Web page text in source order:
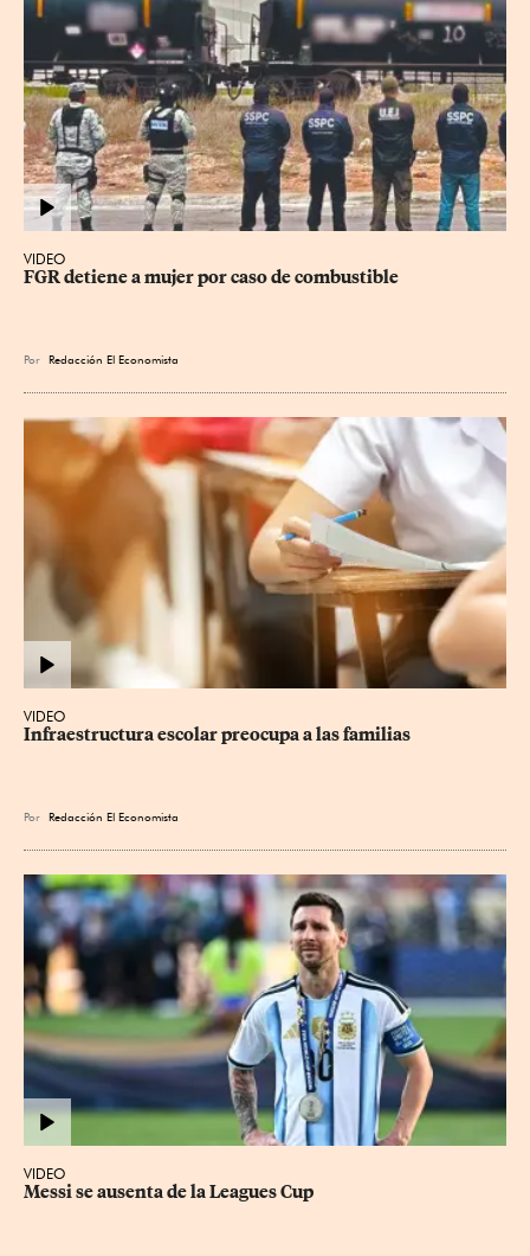
VIDEO
FGR detiene a mujer por caso de combustible
Por Redacción El Economista
VIDEO
Infraestructura escolar preocupa a las familias
Por Redacción El Economista
VIDEO
Messi se ausenta de la Leagues Cup